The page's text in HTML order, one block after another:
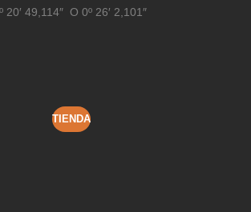
20′ 49,114″ O 0º 26′ 2,101″
TIENDA